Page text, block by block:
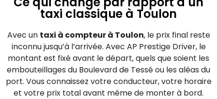
taxi classique à Toulon
Avec un taxi à compteur à Toulon, le prix final reste
inconnu jusqu’à l’arrivée. Avec AP Prestige Driver, le
montant est fixé avant le départ, quels que soient les
embouteillages du Boulevard de Tessé ou les aléas du
port. Vous connaissez votre conducteur, votre horaire
et votre prix total avant même de monter à bord.